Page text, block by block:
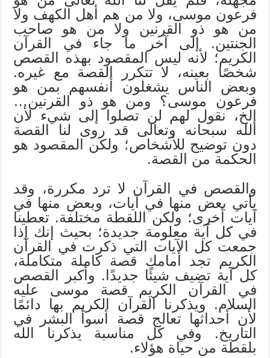
فرعون موسى، ولا من هم أهل الكهف ولا
من هو ذو القرنين ولا من هو صاحب
الجنتين. إلى آخر ما جاء في القرآن
الكريم؛ لأنه ليس المقصود بهذه القصص
شخصًا بعينه، لا تتكرر القصة مع غيره.
وبعض الناس يشغلون أنفسهم بمن هو
فرعون موسى؟ ومن هو ذو القرنين…
إلخ، نقول لهم لن تصلوا إلى شيء لأن
الله سبحانه وتعالى قد روى لنا القصة
دون توضيح للأشخاص؛ ولكن المقصود هو
الحكمة من القصة.
والقصص في القرآن لا ترد مكررة، وقد
يأتي بعض منها في آيات، وبعض منها في
آيات أخرى؛ ولكن اللقطة مختلفة. تعطينا
في كل آية معلومة جديدة؛ بحيث إنك إذا
جمعت كل الآيات التي ذكرت في القرآن
الكريم تجد أمامك قصة كاملة متكاملة،
كل آية تضيف شيئًا جديدًا. وأكبر القصص
في القرآن الكريم قصة موسى عليه
السلام. ويذكرنا القرآن الكريم بها دائمًا
لأن أحداثها تعالج قصة أسوأ البشر في
التاريخ. وفي كل مناسبة يذكرنا الله
بلقطة من حياة هؤلاء.